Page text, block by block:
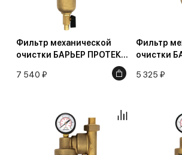
Фильтр механической
очистки БАРЬЕР ПРОТЕКТ
универсальный 1/2" для
горячей воды
7 540 ₽
Фильтр
очистки
3/4" для
мкм
5 325 ₽